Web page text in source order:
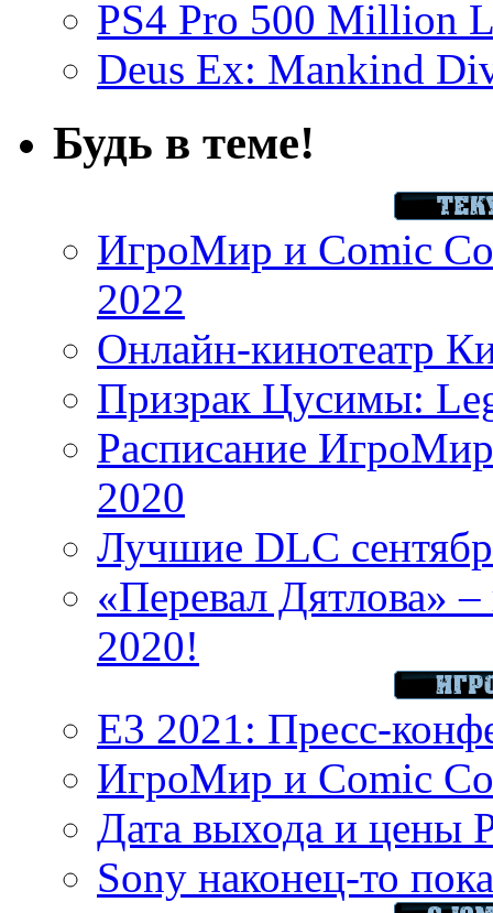
PS4 Pro 500 Million
Deus Ex: Mankind
Будь в теме!
ИгроМир и Comic
2022
Онлайн-кинотеатр
Призрак Цусимы:
Расписание
2020
Лучшие DLC
«Перевал Дятлова»
2020!
E3 2021: Пресс-
ИгроМир и Comic
Дата выхода и цены
Sony наконец-то